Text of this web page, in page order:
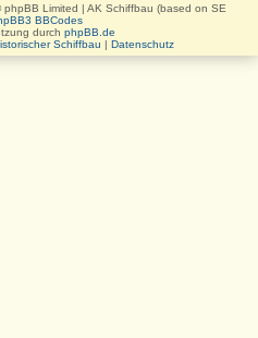
Limited | AK Schiffbau (based on SE
BBCodes
durch phpBB.de
Schiffbau | Datenschutz